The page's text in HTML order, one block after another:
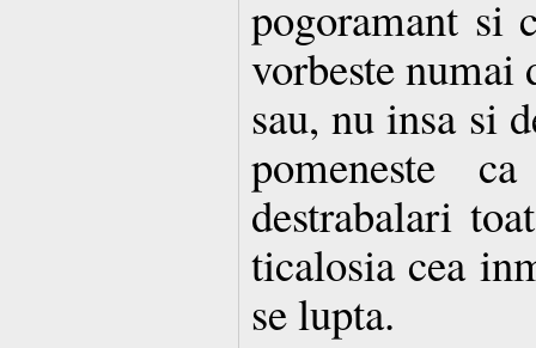
pogoramant si
vorbeste numai
sau, nu insa si
pomeneste
destrabalari
ticalosia cea
se lupta.